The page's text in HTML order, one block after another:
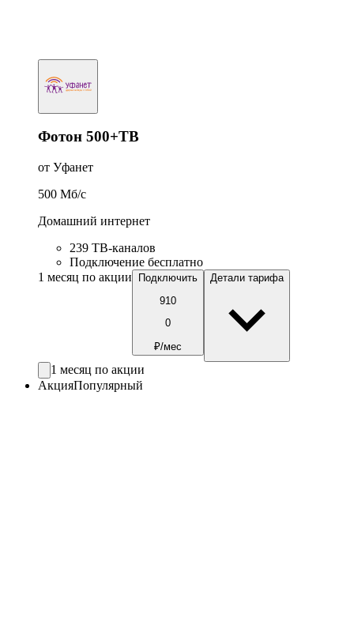
Фотон 500+ТВ
от Уфанет
500 Мб/c
Домашний интернет
239 ТВ-каналов
Подключение бесплатно
1 месяц по акции
Подключить
910
0
₽/мес
Детали тарифа
1 месяц по акции
АкцияПопулярный